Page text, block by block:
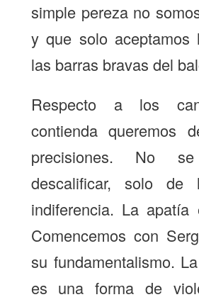
simple pereza no
y que solo aceptamos
las barras bravas del
Respecto a los
contienda queremos
precisiones. No
descalificar, solo
indiferencia. La
Comencemos con
su fundamentalismo.
es una forma de